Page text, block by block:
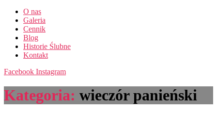
O nas
Galeria
Cennik
Blog
Historie Ślubne
Kontakt
Facebook Instagram
Kategoria: wieczór panieński